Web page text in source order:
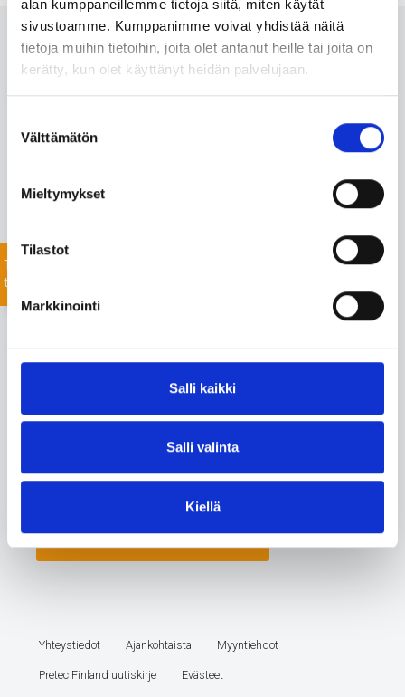
alan kumppaneillemme tietoja siitä, miten käytät
sivustoamme. Kumppanimme voivat yhdistää näitä
tietoja muihin tietoihin, joita olet antanut heille tai joita on
kerätty, kun olet käyttänyt heidän palvelujaan.
valinta
Välttämätön
Mieltymykset
Tilastot
Markkinointi
Salli kaikki
Salli valinta
Kiellä
Ota meihin yhteyttä 24/7
projektiisi sopivat tuotteet nopealla toimitusajalla. Myös
listaamattomien tuotteiden toimitus onnistuu mittavan
Jätä yhteydenottopyyntö helposti tässä, niin
Tiedustele
tuotteista
Yhteystiedot Ajankohtaista Myyntiehdot
Pretec Finland uutiskirje Evästeet